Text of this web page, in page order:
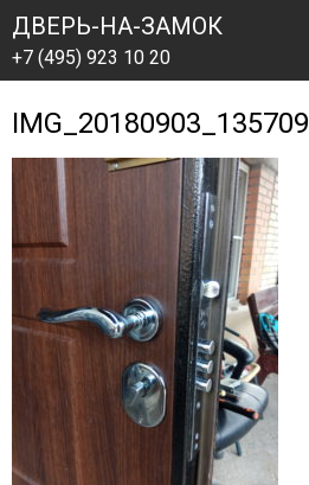
ДВЕРЬ-НА-ЗАМОК
+7 (495) 923 10 20
IMG_20180903_135709